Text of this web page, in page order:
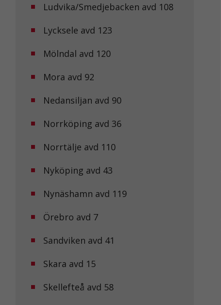
Ludvika/Smedjebacken avd 108
Lycksele avd 123
Mölndal avd 120
Mora avd 92
Nedansiljan avd 90
Norrköping avd 36
Norrtälje avd 110
Nyköping avd 43
Nynäshamn avd 119
Örebro avd 7
Sandviken avd 41
Skara avd 15
Skellefteå avd 58